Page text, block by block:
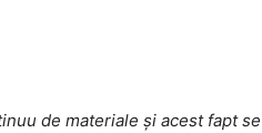
de materiale şi acest fapt